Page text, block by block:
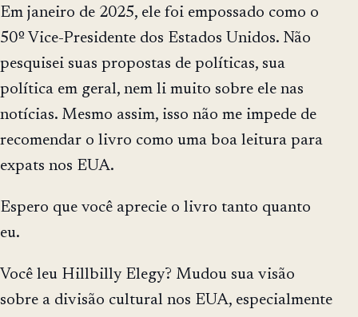
Em janeiro de 2025, ele foi empossado como o
50º Vice-Presidente dos Estados Unidos. Não
pesquisei suas propostas de políticas, sua
política em geral, nem li muito sobre ele nas
notícias. Mesmo assim, isso não me impede de
recomendar o livro como uma boa leitura para
expats nos EUA.
Espero que você aprecie o livro tanto quanto
eu.
Você leu Hillbilly Elegy? Mudou sua visão
sobre a divisão cultural nos EUA, especialmente